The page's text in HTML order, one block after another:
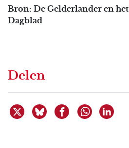
Bron: De Gelderlander en
Dagblad
Delen
Deel dit item op X
Deel dit item op
Deel dit item
Delen via